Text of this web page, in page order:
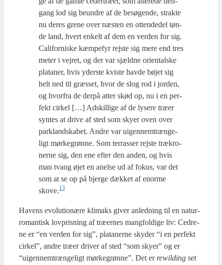
gang lod sig beun­dre af de besø­gen­de, strak­te
nu deres gre­ne over næsten en otten­de­del tøn­
de land, hvert enkelt af dem en ver­den for sig.
Cali­for­ni­ske kæm­pe­fyr rej­ste sig mere end tres
meter i vej­ret, og der var sjæld­ne ori­en­tal­ske
pla­ta­ner, hvis yder­ste kvi­ste hav­de bøjet sig
helt ned til græs­set, hvor de slog rod i jor­den,
og hvor­fra de der­på atter skød op, nu i en per­
fekt cir­kel […] Adskil­li­ge af de lyse­re træ­er
syn­tes at dri­ve af sted som sky­er oven over
parkland­ska­bet. Andre var uigen­nem­træn­ge­
ligt mør­ke­grøn­ne. Som ter­ras­ser rej­ste trækro­
ner­ne sig, den ene efter den anden, og hvis
man tvang øjet en anel­se ud af fokus, var det
som at se op på bjer­ge dæk­ket af enor­me
skove.13
Havens evo­lu­tio­næ­re kli­maks giver anled­ning til en natur­
ro­man­tisk lov­pris­ning af træ­er­nes mang­fol­di­ge liv: Ced­re­
ne er “en ver­den for sig”, pla­ta­ner­ne sky­der “i en per­fekt
cir­kel”, andre træ­er dri­ver af sted “som sky­er” og er
“uigen­nem­træn­ge­ligt mør­ke­grøn­ne”. Det er rewil­ding set